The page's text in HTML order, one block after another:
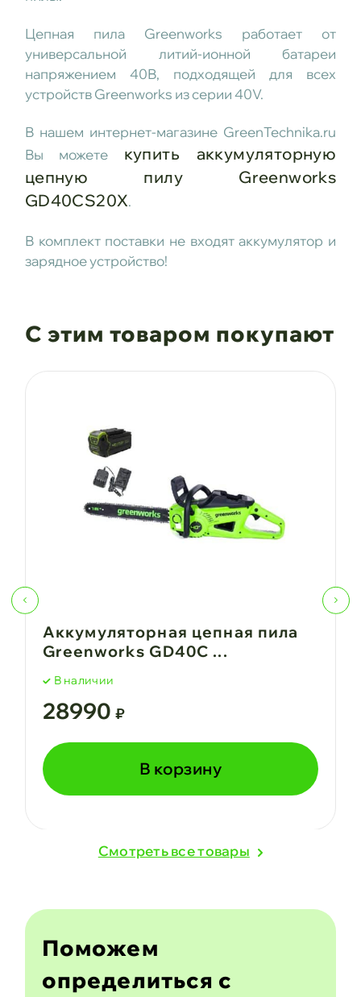
Цепная пила Greenworks работает от
универсальной литий-ионной батареи
напряжением 40В, подходящей для всех
устройств Greenworks из серии 40V.
В нашем интернет-магазине GreenTechnika.ru
Вы можете купить аккумуляторную
цепную пилу Greenworks
GD40CS20X.
В комплект поставки не входят аккумулятор и
зарядное устройство!
С этим товаром покупают
Аккумуляторная цепная пила
Greenworks GD40C ...
В наличии
28990 ₽
В корзину
Cмотреть все товары
Поможем
определиться с